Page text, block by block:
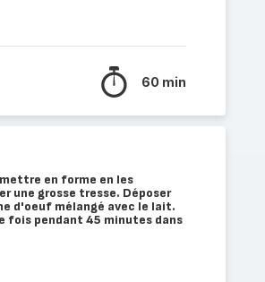
60 min
en forme en les
une grosse tresse. Déposer
d'oeuf mélangé avec le lait.
fois pendant 45 minutes dans